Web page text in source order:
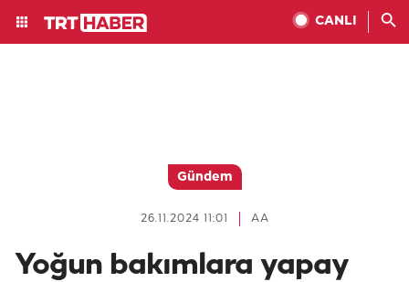
CANLI
Gündem
AA
26.11.2024 11:01
Yoğun bakımlara yapay